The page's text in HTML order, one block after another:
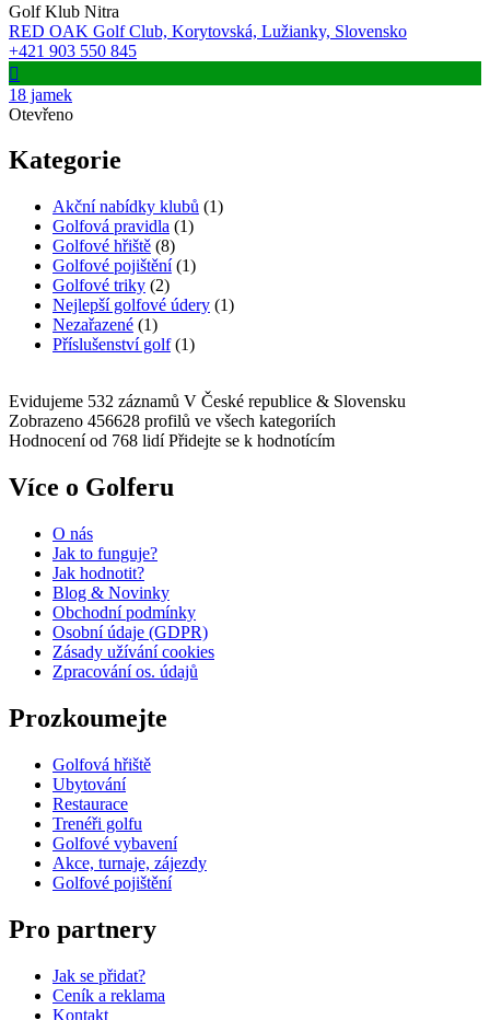
Golf Klub Nitra
RED OAK Golf Club, Korytovská, Lužianky, Slovensko
+421 903 550 845
18 jamek
Otevřeno
Kategorie
Akční nabídky klubů (1)
Golfová pravidla (1)
Golfové hřiště (8)
Golfové pojištění(1)
Golfové triky (2)
Nejlepší golfové údery (1)
Nezařazené (1)
Příslušenství golf(1)
Evidujeme 532 záznamů V České republice & Slovensku
Zobrazeno 456628 profilů ve všech kategoriích
Hodnocení od 768 lidí Přidejte se k hodnotícím
Více o Golferu
O nás
Jak to funguje?
Jak hodnotit?
Blog & Novinky
Obchodní podmínky
Osobní údaje (GDPR)
Zásady užívání cookies
Zpracování os. údajů​
Prozkoumejte
Golfová hřiště
Ubytování
Restaurace
Trenéři golfu
Golfové vybavení
Akce, turnaje, zájezdy
Golfové pojištění
Pro partnery
Jak se přidat?
Ceník a reklama
Kontakt